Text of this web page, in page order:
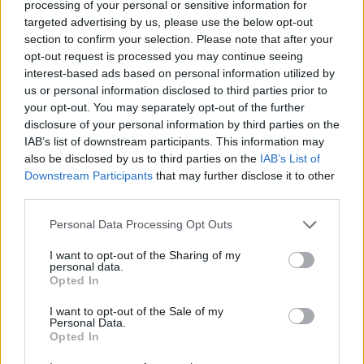
processing of your personal or sensitive information for
targeted advertising by us, please use the below opt-out
section to confirm your selection. Please note that after your
opt-out request is processed you may continue seeing
interest-based ads based on personal information utilized by
us or personal information disclosed to third parties prior to
your opt-out. You may separately opt-out of the further
disclosure of your personal information by third parties on the
IAB’s list of downstream participants. This information may
also be disclosed by us to third parties on the IAB’s List of
Downstream Participants that may further disclose it to other
Personal Data Processing Opt Outs
I want to opt-out of the Sharing of my
personal data.
Opted In
I want to opt-out of the Sale of my
Personal Data.
Opted In
A ella la traté con sesiones de hipnoanálisis y le apliqué
también la sanación con Poliedros que el Dr. Santiago
Rojas me ha enseñado. Después de varias sesiones en
las que analizamos no solamente la relación con su
esposo, sino también la relación con su padre, las
relaciones que ella tuvo en su infancia, la señora se fue
curando y fuimos espaciando las sesiones, que al
principio era una vez por semana y al término de unos
3 a 4 meses, la señora curó y abandonó todos los
medicamentos psiquiátricos que tomaba. ¡Y no se
divorció de su marido!
Esa es una forma extraordinaria de cómo podemos con
técnicas de visualización y técnicas positivas, de
pensamiento positivo, una vez descubierto el elemento
ocurriendo en el presente.
Recuperación de la memoria
Anuncios